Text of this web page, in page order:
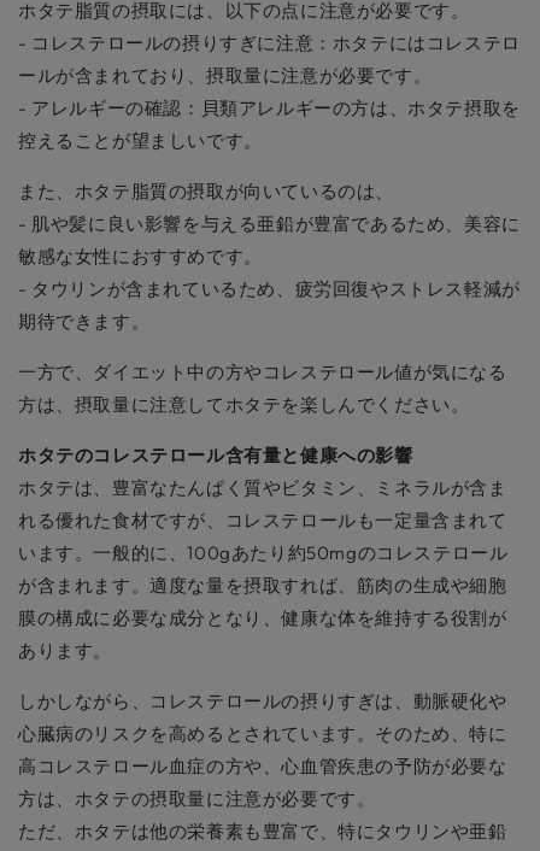
ホタテ脂質の摂取には、以下の点に注意が必要です。
- コレステロールの摂りすぎに注意：ホタテにはコレステロ
ールが含まれており、摂取量に注意が必要です。
- アレルギーの確認：貝類アレルギーの方は、ホタテ摂取を
控えることが望ましいです。
また、ホタテ脂質の摂取が向いているのは、
- 肌や髪に良い影響を与える亜鉛が豊富であるため、美容に
敏感な女性におすすめです。
- タウリンが含まれているため、疲労回復やストレス軽減が
期待できます。
一方で、ダイエット中の方やコレステロール値が気になる
方は、摂取量に注意してホタテを楽しんでください。
ホタテのコレステロール含有量と健康への影響
ホタテは、豊富なたんぱく質やビタミン、ミネラルが含ま
れる優れた食材ですが、コレステロールも一定量含まれて
います。一般的に、100gあたり約50mgのコレステロール
が含まれます。適度な量を摂取すれば、筋肉の生成や細胞
膜の構成に必要な成分となり、健康な体を維持する役割が
あります。
しかしながら、コレステロールの摂りすぎは、動脈硬化や
心臓病のリスクを高めるとされています。そのため、特に
高コレステロール血症の方や、心血管疾患の予防が必要な
方は、ホタテの摂取量に注意が必要です。
ただ、ホタテは他の栄養素も豊富で、特にタウリンや亜鉛